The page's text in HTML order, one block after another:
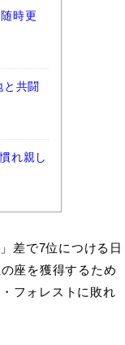
時更
共闘
れ親し
差で7位につける日
座を獲得するため
フォレストに敗れ